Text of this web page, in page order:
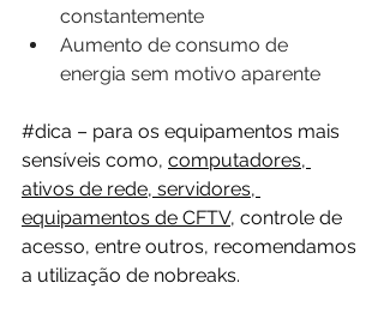
constantemente
Aumento de consumo de
energia sem motivo aparente
#dica – para os equipamentos mais
sensíveis como, computadores,
ativos de rede, servidores,
equipamentos de CFTV, controle de
acesso, entre outros, recomendamos
a utilização de nobreaks.